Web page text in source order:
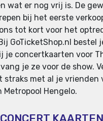
wat er nog vrij is. De
bij het eerste
tot kort voor het
GoTicketShop.nl bestel
je concertkaarten voor
je ze voor de show.
straks met al je vrienden
Metropool Hengelo.
KAARTEN